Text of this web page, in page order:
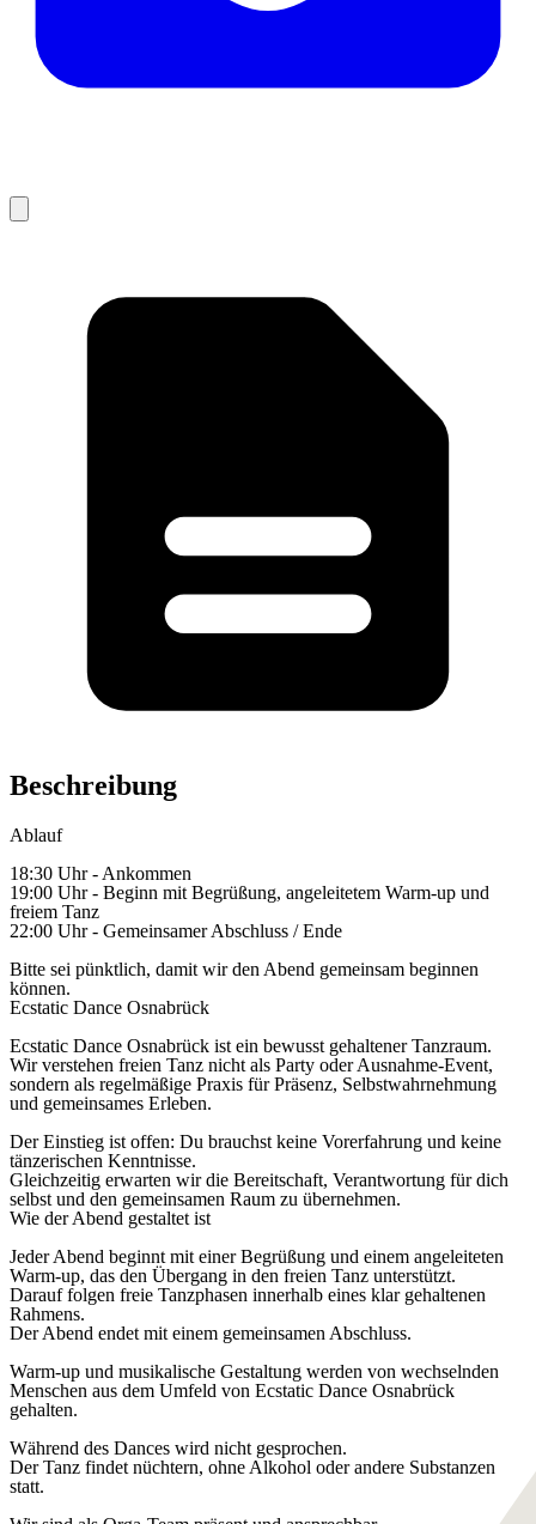
Beschreibung
Ablauf
18:30 Uhr - Ankommen
19:00 Uhr - Beginn mit Begrüßung, angeleitetem Warm-up und
freiem Tanz
22:00 Uhr - Gemeinsamer Abschluss / Ende
Bitte sei pünktlich, damit wir den Abend gemeinsam beginnen
können.
Ecstatic Dance Osnabrück
Ecstatic Dance Osnabrück ist ein bewusst gehaltener Tanzraum.
Wir verstehen freien Tanz nicht als Party oder Ausnahme-Event,
sondern als regelmäßige Praxis für Präsenz, Selbstwahrnehmung
und gemeinsames Erleben.
Der Einstieg ist offen: Du brauchst keine Vorerfahrung und keine
tänzerischen Kenntnisse.
Gleichzeitig erwarten wir die Bereitschaft, Verantwortung für dich
selbst und den gemeinsamen Raum zu übernehmen.
Wie der Abend gestaltet ist
Jeder Abend beginnt mit einer Begrüßung und einem angeleiteten
Warm-up, das den Übergang in den freien Tanz unterstützt.
Darauf folgen freie Tanzphasen innerhalb eines klar gehaltenen
Rahmens.
Der Abend endet mit einem gemeinsamen Abschluss.
Warm-up und musikalische Gestaltung werden von wechselnden
Menschen aus dem Umfeld von Ecstatic Dance Osnabrück
gehalten.
Während des Dances wird nicht gesprochen.
Der Tanz findet nüchtern, ohne Alkohol oder andere Substanzen
statt.